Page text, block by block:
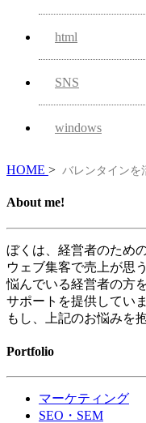
html
SNS
windows
HOME > バレンタインを
About me!
ぼくは、経営者のため
ウェブ集客で売上が思
悩んでいる経営者の方
サポートを提供してい
もし、上記のお悩みを
Portfolio
マーケティング
SEO・SEM